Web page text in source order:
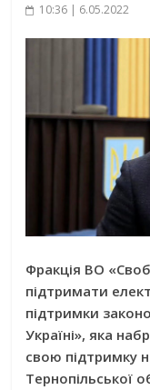
10:36 | 6.05.2022
Фракція ВО
підтримати
підтримки
Україні», яка
свою підтримку
Тернопільської